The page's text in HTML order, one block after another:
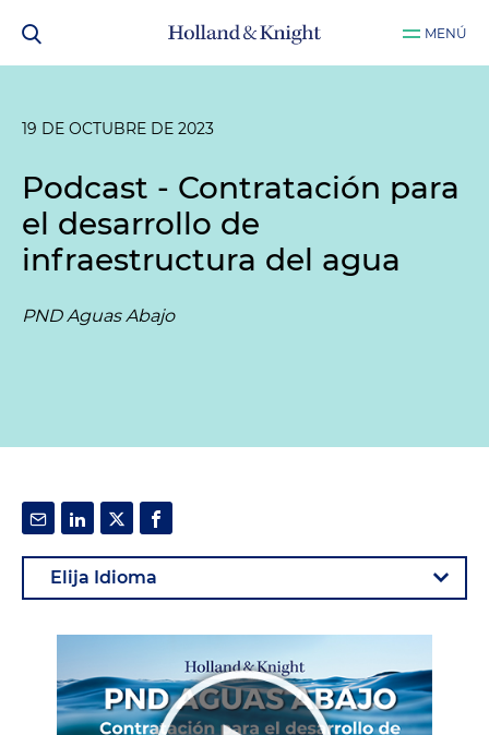
MENÚ
19 DE OCTUBRE DE 2023
Podcast - Contratación para
el desarrollo de
infraestructura del agua
PND Aguas Abajo